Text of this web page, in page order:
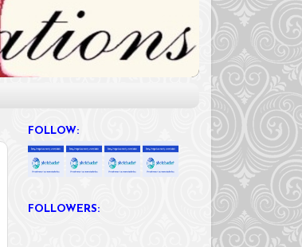
FOLLOW:
FOLLOWERS: